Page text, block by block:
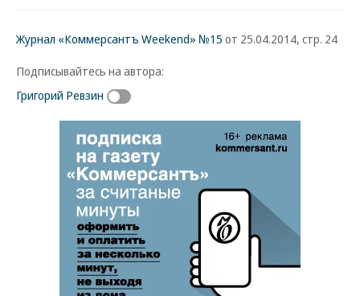
Журнал «Коммерсантъ Weekend» №15 от 25.04.2014, стр. 24
Подписывайтесь на автора:
Григорий Ревзин